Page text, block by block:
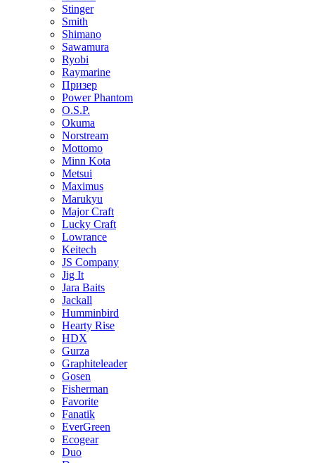
Stinger
Smith
Shimano
Sawamura
Ryobi
Raymarine
Призер
Power Phantom
O.S.P.
Okuma
Norstream
Mottomo
Minn Kota
Metsui
Maximus
Marukyu
Major Craft
Lucky Craft
Lowrance
Keitech
JS Company
Jig It
Jara Baits
Jackall
Humminbird
Hearty Rise
HDX
Gurza
Graphiteleader
Gosen
Fisherman
Favorite
Fanatik
EverGreen
Ecogear
Duo